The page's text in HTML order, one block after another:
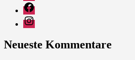
Facebook
Instagram
Neueste Kommentare